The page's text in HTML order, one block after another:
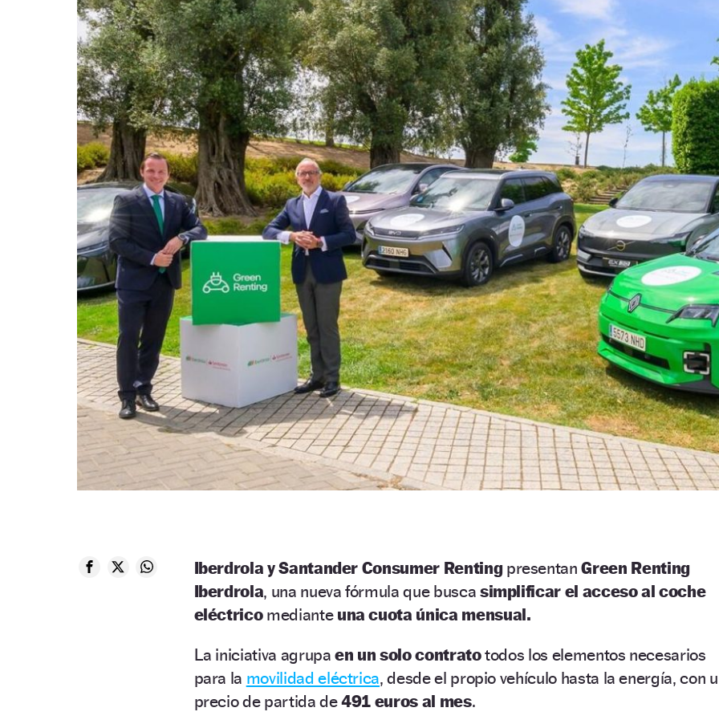
Iberdrola y Santander Consumer RentingpresentanGreen Renting
Iberdrola, una nueva fórmula que busca simplificar el acceso al coche
eléctricomedianteuna cuota única mensual.
La iniciativa agrupa en un solo contratotodos los elementos necesarios
para la movilidad eléctrica, desde el propio vehículo hasta la energía, con
precio de partida de491 euros al mes.